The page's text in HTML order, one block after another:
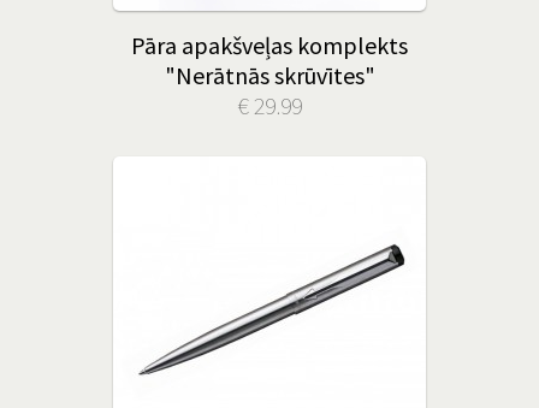
Pāra apakšveļas komplekts
"Nerātnās skrūvītes"
€ 29.99